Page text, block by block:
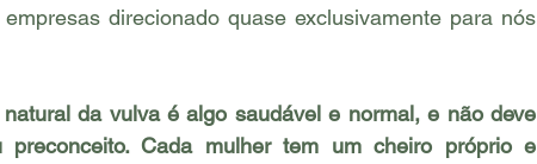
direcionado quase exclusivamente para nós
da vulva é algo saudável e normal, e não deve
Cada mulher tem um cheiro próprio e